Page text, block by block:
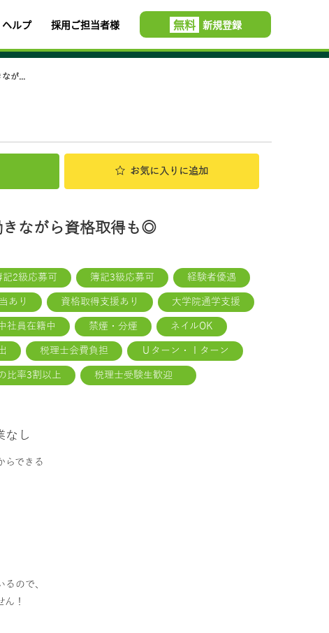
ヘルプ 採用ご担当者様 無料 新規登録
が...
お気に入り に追加
きながら資格取得も◎
記2級応募可 簿記3級応募可 経験者優遇
あり 資格取得支援あり 大学院通学支援
社員在籍中 禁煙・分煙 ネイルOK
税理士会費負担 Ｕターン・Ｉターン
比率3割以上 税理士受験生歓迎
し
らできる
ので、
！